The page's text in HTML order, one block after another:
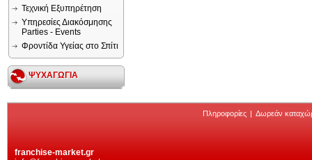
Τεχνική Εξυπηρέτηση
Υπηρεσίες Διακόσμησης
Parties - Events
Φροντίδα Υγείας στο Σπίτι
ΨΥΧΑΓΩΓΙΑ
Πληροφορίες | Δωρεάν
franchise-market.gr